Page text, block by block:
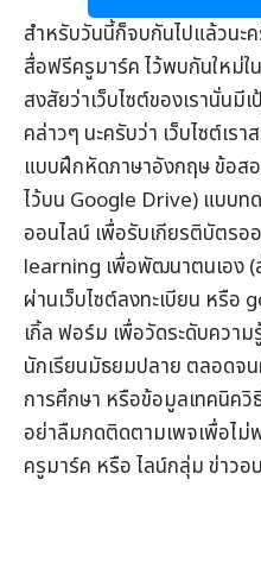
สำหรับวันนี้ก็จบกันไปแล้วนะ
สื่อฟรีครูมาร์คไว้พบกันใหม่
สงสัยว่าเว็บไซต์ของเรานั่นมี
คล่าวๆ นะครับว่า เว็บไซต์เร
แบบฝึกหัดภาษาอังกฤษข้อส
ไว้บน Google Drive) แบบท
ออนไลน์ เพื่อรับเกียรติบัตรอ
learning เพื่อพัฒนาตนเอง (
ผ่านเว็บไซต์ลงทะเบียน หรื
เกิ้ล ฟอร์ม เพื่อวัดระดับควา
นักเรียนมัธยมปลาย ตลอดจ
การศึกษา หรือข้อมูลเทคนิควิ
อย่าลืมกดติดตามเพจเพื่อไม่
ครูมาร์ค หรือ ไลน์กลุ่มข่าวอบ